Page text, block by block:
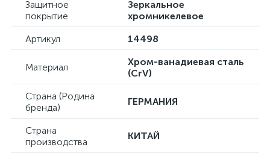
Защитное
покрытие
Зеркальное
хромникелевое
Артикул
14498
Материал
Хром-ванадиевая сталь
(CrV)
Страна (Родина
бренда)
ГЕРМАНИЯ
Страна
производства
КИТАЙ